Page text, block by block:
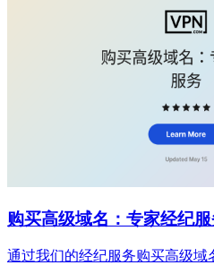
购买高级域名：专家经纪
通过我们的经纪服务购买高级域